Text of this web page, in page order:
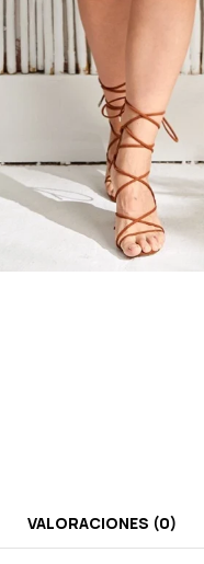
VALORACIONES (0)